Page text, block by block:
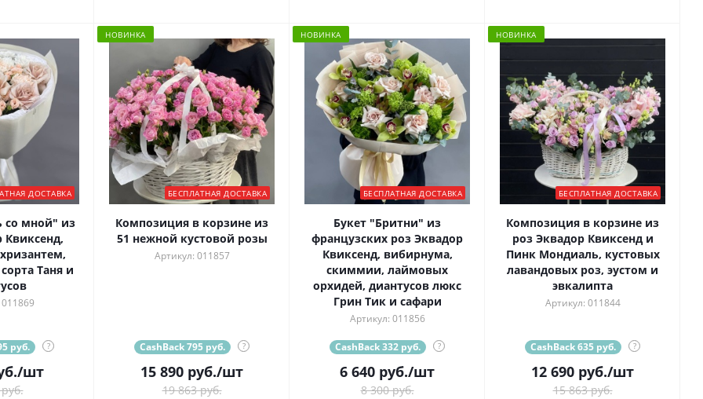
ДОСТАВКА
со мной" из
Квиксенд,
Таня и
руб. ?
/шт
НОВИНКА
БЕСПЛАТНАЯ ДОСТАВКА
Композиция в корзине из
51 нежной кустовой розы
Артикул: 011857
CashBack 795 руб. ?
15 890 руб./шт
19 863 руб.
НОВИНКА
БЕСПЛАТНАЯ ДОСТАВКА
Букет "Бритни" из
французских роз Эквадор
Квиксенд, вибирнума,
скиммии, лаймовых
орхидей, диантусов люкс
Грин Тик и сафари
Артикул: 011856
CashBack 332 руб. ?
6 640 руб./шт
8 300 руб.
НОВИНКА
БЕСПЛАТНАЯ ДОСТАВКА
Композиция в корзине из
роз Эквадор Квиксенд и
Пинк Мондиаль, кустовых
лавандовых роз, эустом и
эвкалипта
Артикул: 011844
CashBack 635 руб. ?
12 690 руб./шт
15 863 руб.